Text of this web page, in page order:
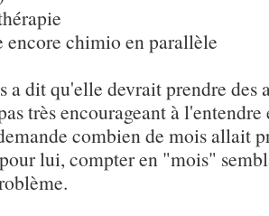
encore chimio en parallèle
a dit qu'elle devrait prendre des
très encourageant à
combien de mois allait
lui, compter en "mois"